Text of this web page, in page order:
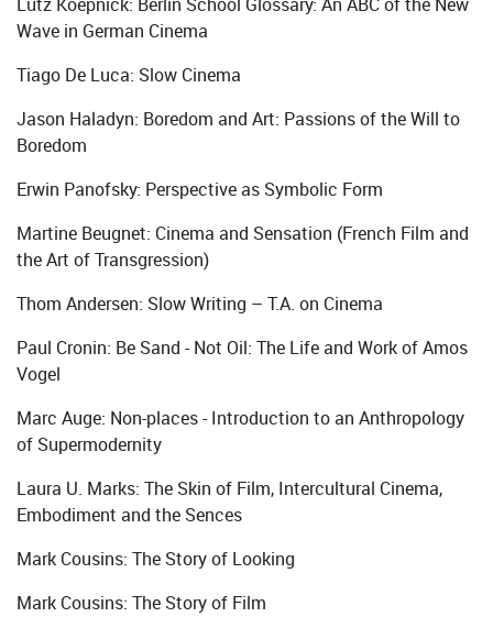
Wave in German Cinema
Tiago De Luca: Slow Cinema
Jason Haladyn: Boredom and Art: Passions of the Will to
Boredom
Erwin Panofsky: Perspective as Symbolic Form
Martine Beugnet: Cinema and Sensation (French Film and
the Art of Transgression)
Thom Andersen: Slow Writing – T.A. on Cinema
Paul Cronin: Be Sand - Not Oil: The Life and Work of Amos
Vogel
Marc Auge: Non-places - Introduction to an Anthropology
of Supermodernity
Laura U. Marks: The Skin of Film, Intercultural Cinema,
Embodiment and the Sences
Mark Cousins: The Story of Looking
Mark Cousins: The Story of Film